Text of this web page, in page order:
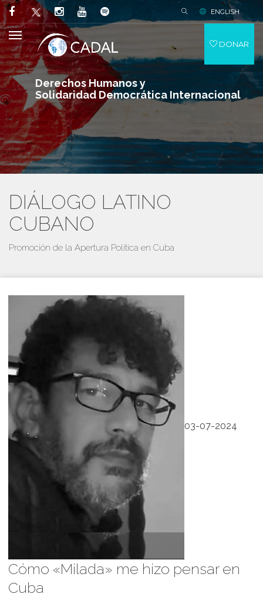
Derechos Humanos y
Solidaridad Democrática Internacional
ENGLISH
DONAR
DIÁLOGO LATINO
CUBANO
Promoción de la Apertura Política en Cuba
03-07-2024
Cómo «Milada» me hizo pensar en
Cuba